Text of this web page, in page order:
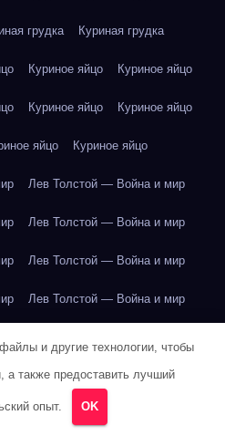
грудка Куриная грудка
Куриное яйцо Куриное яйцо
Куриное яйцо Куриное яйцо
яйцо Куриное яйцо
Лев Толстой — Война и мир
Лев Толстой — Война и мир
Лев Толстой — Война и мир
Лев Толстой — Война и мир
Лев Толстой — Война и мир
Лев Толстой — Война и мир
и другие технологии, чтобы
а также предоставить лучший
опыт. OK